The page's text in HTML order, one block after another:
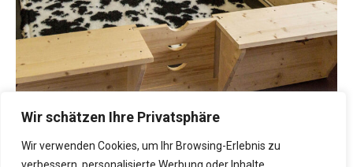
Wir schätzen Ihre Privatsphäre
Wir verwenden Cookies, um Ihr Browsing-Erlebnis zu